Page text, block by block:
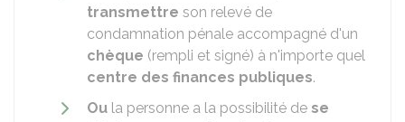
transmettre son relevé de
condamnation pénale accompagné d'un
chèque (rempli et signé) à n'importe quel
centre des finances publiques.
Ou la personne a la possibilité de se